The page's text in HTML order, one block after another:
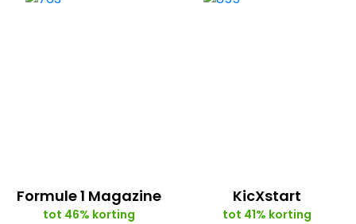
Formule 1 Magazine
tot 46% korting
KicXstart
tot 41% korting